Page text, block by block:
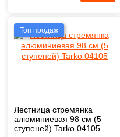
Топ продаж
Лестница стремянка
алюминиевая 98 см (5
ступеней) Tarko 04105